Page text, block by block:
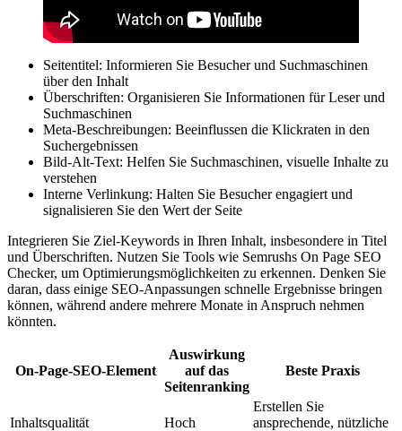
Seitentitel: Informieren Sie Besucher und Suchmaschinen
über den Inhalt
Überschriften: Organisieren Sie Informationen für Leser und
Suchmaschinen
Meta-Beschreibungen: Beeinflussen die Klickraten in den
Suchergebnissen
Bild-Alt-Text: Helfen Sie Suchmaschinen, visuelle Inhalte zu
verstehen
Interne Verlinkung: Halten Sie Besucher engagiert und
signalisieren Sie den Wert der Seite
Integrieren Sie Ziel-Keywords in Ihren Inhalt, insbesondere in Titel
und Überschriften. Nutzen Sie Tools wie Semrushs On Page SEO
Checker, um Optimierungsmöglichkeiten zu erkennen. Denken Sie
daran, dass einige SEO-Anpassungen schnelle Ergebnisse bringen
können, während andere mehrere Monate in Anspruch nehmen
könnten.
On-Page-SEO-Element
Auswirkung
auf das
Seitenranking
Beste Praxis
Inhaltsqualität Hoch
Erstellen Sie
ansprechende, nützliche